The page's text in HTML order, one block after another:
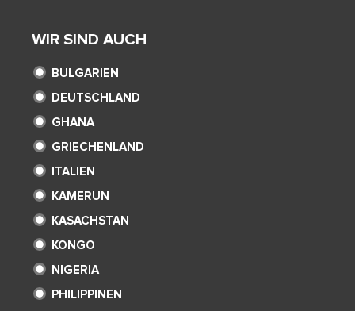
WIR SIND AUCH
BULGARIEN
DEUTSCHLAND
GHANA
GRIECHENLAND
ITALIEN
KAMERUN
KASACHSTAN
KONGO
NIGERIA
PHILIPPINEN